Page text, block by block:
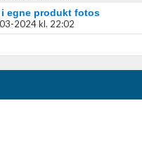
egne produkt fotos
2024 kl. 22:02